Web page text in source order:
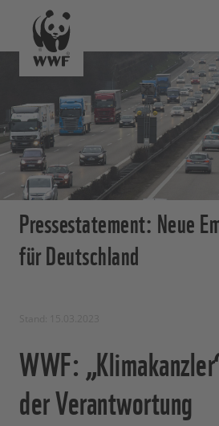
Pressestatement: Neue
für Deutschland
WWF:
der Verantwortung